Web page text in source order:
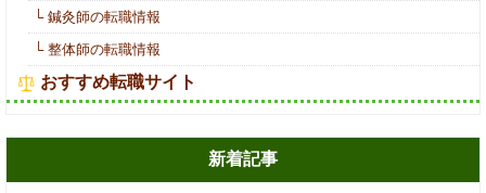
└ 鍼灸師の転職情報
└ 整体師の転職情報
おすすめ転職サイト
新着記事